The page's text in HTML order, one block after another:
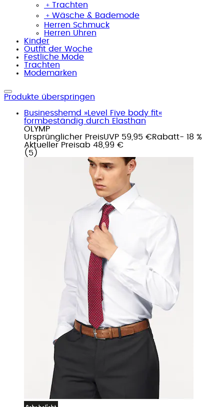
﹢ Trachten
﹢ Wäsche & Bademode
Herren Schmuck
Herren Uhren
Kinder
Outfit der Woche
Festliche Mode
Trachten
Modemarken
Produkte überspringen
Businesshemd »Level Five body fit«
formbeständig durch Elasthan
OLYMP
Ursprünglicher PreisUVP 59,95 €Rabatt- 18 %
Aktueller Preisab 48,99 €
( 5 )